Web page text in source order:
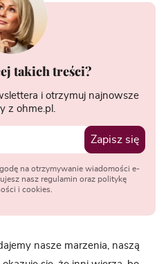
takich treści?
i otrzymuj najnowsze
z ohme.pl.
Zapisz się
na otrzymywanie wiadomości e-
nasz regulamin oraz politykę
i cookies.
nasze marzenia, naszą